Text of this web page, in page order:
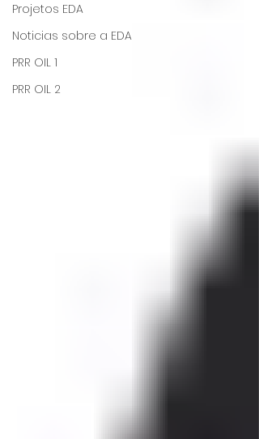
Projetos EDA
Noticias sobre a EDA
PRR OIL 1
PRR OIL 2